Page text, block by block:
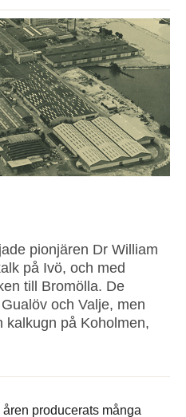
pionjären Dr William
på Ivö, och med
till Bromölla. De
och Valje, men
kalkugn på Koholmen,
producerats många